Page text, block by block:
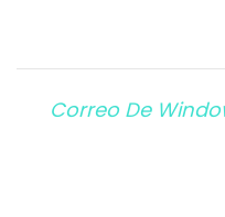
Correo De